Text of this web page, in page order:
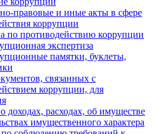
правовые и иные акты в сфере
коррупции
по противодействию коррупции
экспертиза
памятки, буклеты,
связанных с
коррупции, для
доходах, расходах, об имуществе
имущественного характера